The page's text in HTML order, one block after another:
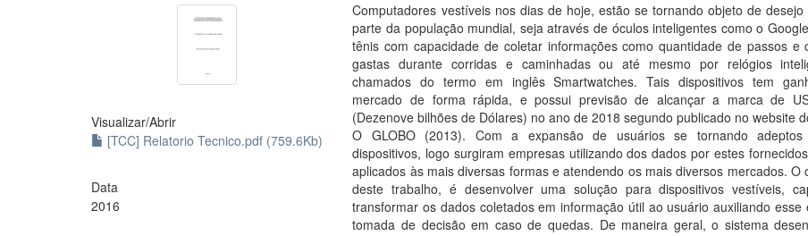
Visualizar/Abrir
[TCC] Relatorio Tecnico.pdf (759.6Kb)
Data
2016
Computadores vestíveis nos dias de hoje, estão se tornando objeto de
parte da população mundial, seja através de óculos inteligentes como o
tênis com capacidade de coletar informações como quantidade de passos e
gastas durante corridas e caminhadas ou até mesmo por relógios
chamados do termo em inglês Smartwatches. Tais dispositivos tem
mercado de forma rápida, e possui previsão de alcançar a marca de
(Dezenove bilhões de Dólares) no ano de 2018 segundo publicado no website
O GLOBO (2013). Com a expansão de usuários se tornando
dispositivos, logo surgiram empresas utilizando dos dados por estes
aplicados às mais diversas formas e atendendo os mais diversos mercados. O
deste trabalho, é desenvolver uma solução para dispositivos vestíveis,
transformar os dados coletados em informação útil ao usuário auxiliando esse
tomada de decisão em caso de quedas. De maneira geral, o sistema